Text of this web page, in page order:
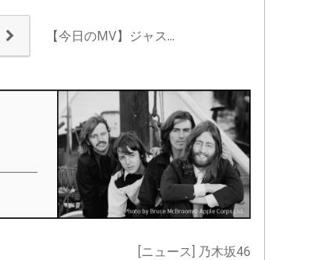
【今日のMV】ジャス...
[ニュース] 乃木坂46